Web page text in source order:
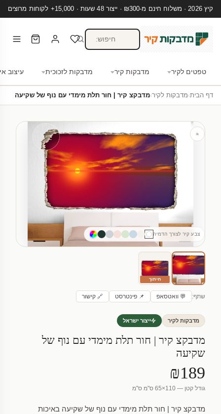
קיץ 2026 · משלוח חינם מ-₪300 · ייצור 48 שעות · 15,000+ לקוחות מרוצים
טפטים לקיר מדבקות קיר מדבקות לזכוכית עיצוב
דף הבית›מדבקות לקיר›מדבקצ קיר | חור תלת מימדי עם נוף של שקיעה
צבע קיר לצורך הדמיה
חיתוך
שתף: 💬 וואטסאפ 📌 פינטרסט 🔗 קישור
מדבקות לקיר ייצור ישראל
מדבקצ קיר | חור תלת מימדי עם נוף של
שקיעה
₪189
גודל קטן — 110×65 ס"מ ס"מ
מדבקצ קיר | חור תלת מימדי עם נוף של שקיעה באיכות